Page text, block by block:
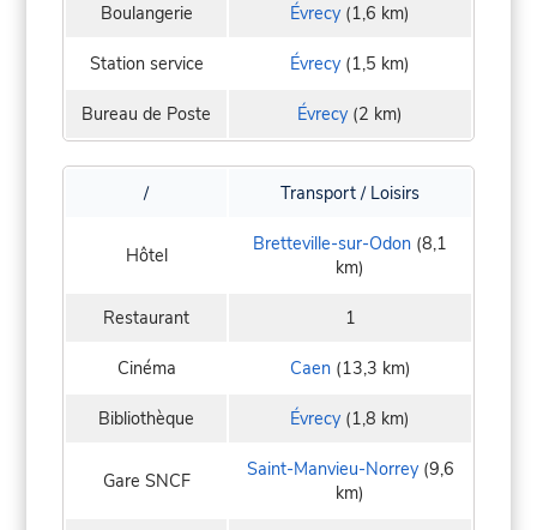
Boulangerie Évrecy (1,6 km)
Station service Évrecy (1,5 km)
Bureau de Poste Évrecy (2 km)
/ Transport / Loisirs
Hôtel Bretteville-sur-Odon (8,1
km)
Restaurant 1
Cinéma Caen(13,3 km)
Bibliothèque Évrecy (1,8 km)
Gare SNCF Saint-Manvieu-Norrey(9,6
km)